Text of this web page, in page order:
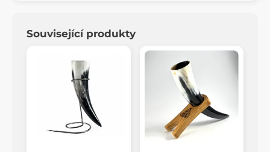
Související produkty